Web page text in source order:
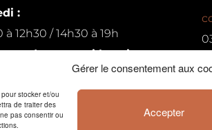
Gérer le consentement aux
stocker et/ou
de traiter des
pas consentir ou
Accepter
:
à 12h30 / 14h30 à 19h
rendez-vous si besoin